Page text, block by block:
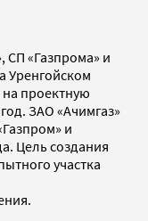
СП «Газпрома» и
Уренгойском
проектную
ЗАО «Ачимгаз»
и
Цель создания
участка